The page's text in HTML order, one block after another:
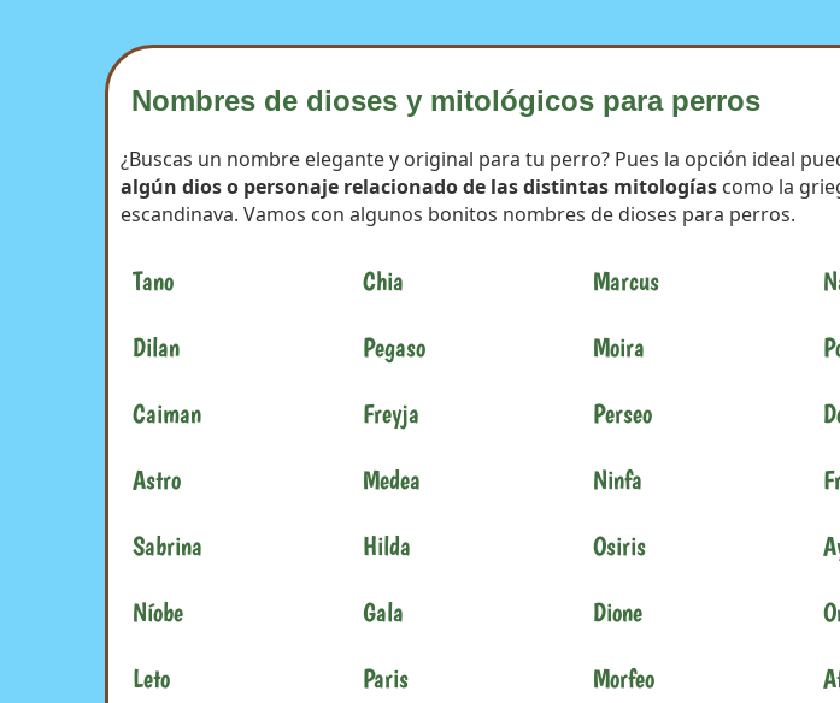
Nombres de dioses y mitológicos para perros
¿Buscas un nombre elegante y original para tu perro? Pues la opción ideal
algún dios o personaje relacionado de las distintas mitologías como la
escandinava. Vamos con algunos bonitos nombres de dioses para perros.
Tano Chia Marcus
Dilan Pegaso Moira
Caiman Freyja Perseo
Astro Medea Ninfa
Sabrina Hilda Osiris
Níobe Gala Dione
Leto Paris Morfeo